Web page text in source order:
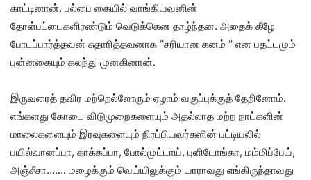
காட்டினான். பல்பை கையில் வாங்கியவனின்
தோள்பட்டைகளிரண்டும் வெடுக்கென தாழ்ந்தன. அதைக் கீழே
போடப்பார்த்தவன் சுதாரித்தவனாக ‘’சரியான கனம் ‘’ என பதட்டமும்
புன்னகையும் கலந்து முனகினான்.
இருவரைத் தவிர மற்றெல்லோரும் ஏழாம் வகுப்புக்குத் தேறினோம்.
எங்களது கோடை விடுமுறைகளையும் அதல்லாத மற்ற நாட்களின்
மாலைகளையும் இரவுகளையும் நிரப்பியவர்களின் பட்டியலில்
பயில்வானப்பா, காக்கப்பா, போல்முட்டாய், புளிடோங்கா, மம்மிப்பேய்,
அஞ்சீசா……. மழைக்கும் வெய்யிலுக்கும் யாராவது எங்கிருந்தாவது